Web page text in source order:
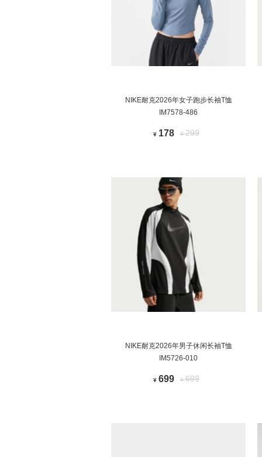
NIKE耐克2026年女子跑步长袖T恤
IM7578-486
¥ 178 ¥299
NIKE耐克2026年男子休闲长袖T恤
IM5726-010
¥ 699 ¥699